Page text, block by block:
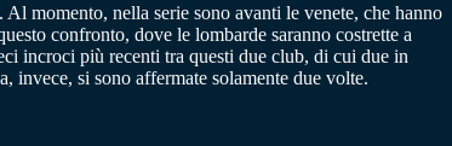
. Al momento, nella serie sono avanti le venete, che hanno
confronto, dove le lombarde saranno costrette a
incroci più recenti tra questi due club, di cui due in
invece, si sono affermate solamente due volte.